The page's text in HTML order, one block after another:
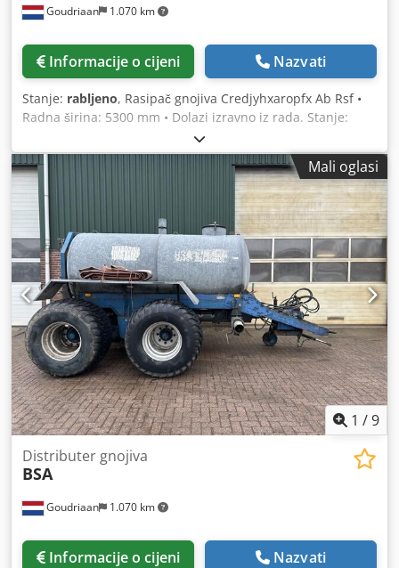
Goudriaan 1.070 km
Informacije o cijeni Nazvati
Stanje: rabljeno, Rasipač gnojiva Credjyhxaropfx Ab Rsf •
Radna širina: 5300 mm • Dolazi izravno iz rada. Stanje:
Mali oglasi
1 /9
Goudriaan 1.070 km
Distributer gnojiva
BSA
Informacije o cijeni Nazvati